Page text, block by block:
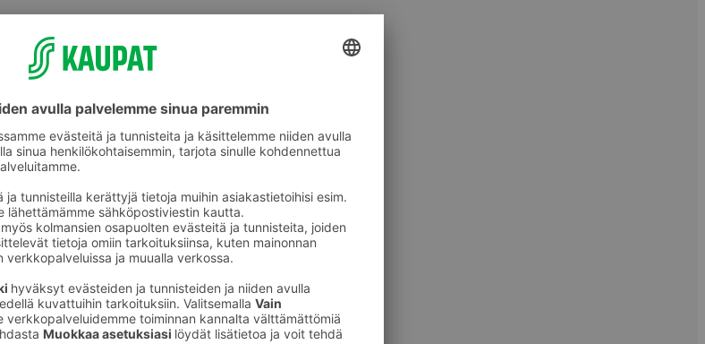
Välipalatuotteet